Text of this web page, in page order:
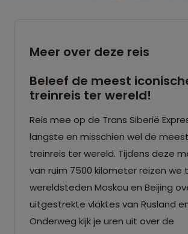
Meer over deze reis
Beleef de meest
treinreis ter wereld!
Reis mee op de Trans Siberië
langste en misschien wel de
treinreis ter wereld. Tijdens deze
van ruim 7500 kilometer reizen we
wereldsteden Moskou en Beijing
uitgestrekte vlaktes van Rusland
Onderweg kijk je uren uit over de